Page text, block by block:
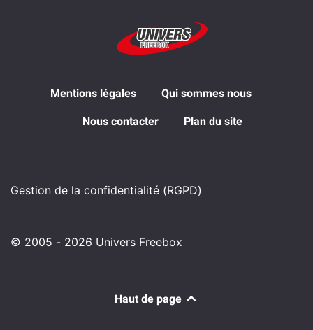
Mentions légales Qui sommes nous
Nous contacter Plan du site
Gestion de la confidentialité (RGPD)
© 2005 - 2026 Univers Freebox
Haut de page